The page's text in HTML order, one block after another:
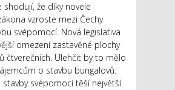
shodují, že díky novele
vzroste mezi Čechy
svépomocí. Nová legislativa
omezení zastavěné plochy
čtverečních. Ulehčit by to mělo
o stavbu bungalovů.
stavby svépomocí těší největší